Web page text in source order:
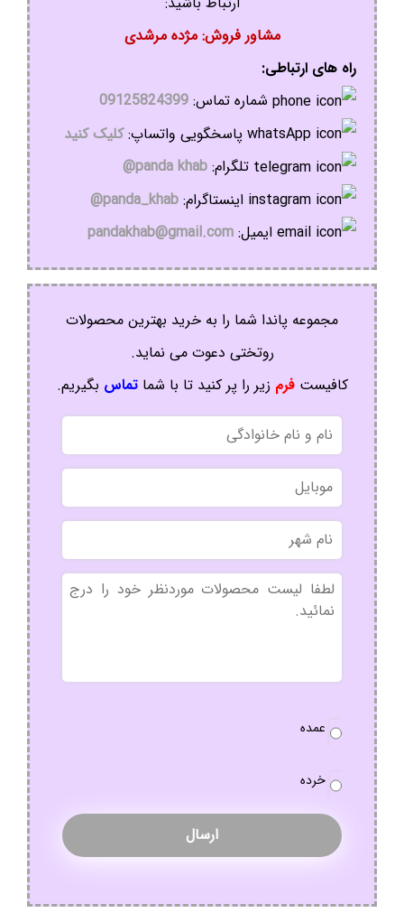
مشاور فروش: مژده مرشدی
راه های ارتباطی:
شماره تماس: 09125824399
پاسخگویی واتساپ:کلیک کنید
تلگرام: panda khab@
اینستاگرام: panda_khab@
ایمیل: pandakhab@gmail.com
مجموعه پاندا شما را به خرید بهترین محصولات
روتختی دعوت می نماید.
کافیستفرم زیر را پر کنید تا با شماتماس بگیریم.
نام
و
نام
خانوادگی
موبایل
نام
شهر
بدون
عنوان
سفارش
عمده
خرده